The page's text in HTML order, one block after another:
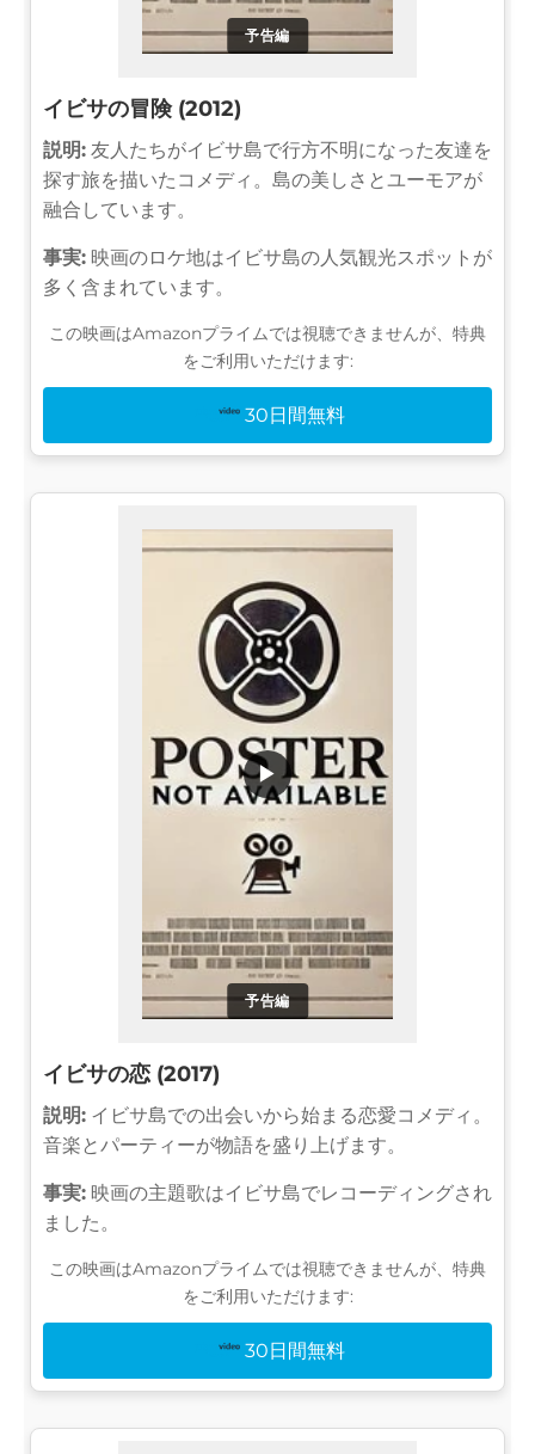
予告編
イビサの冒険 (2012)
説明: 友人たちがイビサ島で行方不明になった友達を
探す旅を描いたコメディ。島の美しさとユーモアが
融合しています。
事実: 映画のロケ地はイビサ島の人気観光スポットが
多く含まれています。
この映画はAmazonプライムでは視聴できませんが、特典
をご利用いただけます:
30日間無料
予告編
▶
イビサの恋 (2017)
説明: イビサ島での出会いから始まる恋愛コメディ。
音楽とパーティーが物語を盛り上げます。
事実: 映画の主題歌はイビサ島でレコーディングされ
ました。
この映画はAmazonプライムでは視聴できませんが、特典
をご利用いただけます:
30日間無料